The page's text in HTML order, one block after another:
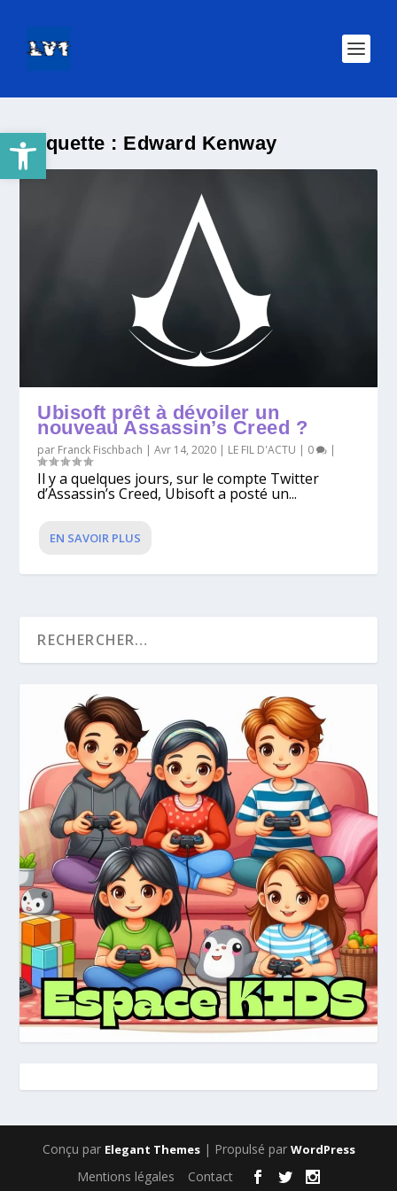
Ouvrir la barre d’outilsÉtiquette : Edward Kenway
Ubisoft prêt à dévoiler un
nouveau Assassin’s Creed ?
par Franck Fischbach |Avr 14, 2020 | LE FIL D'ACTU | 0 |
Il y a quelques jours, sur le compte Twitter
d’Assassin’s Creed, Ubisoft a posté un...
EN SAVOIR PLUS
Conçu par Elegant Themes| Propulsé par WordPress
Mentions légales Contact